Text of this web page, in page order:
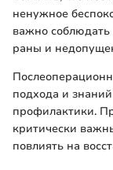
ненужное
важно
раны и
подхода и
профилактики.
критически
повлиять на